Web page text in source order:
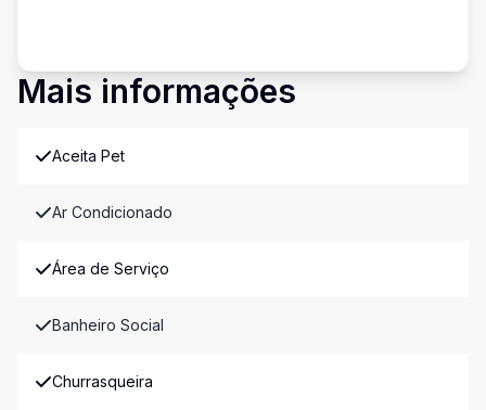
Mais informações
Aceita Pet
Ar Condicionado
Área de Serviço
Banheiro Social
Churrasqueira